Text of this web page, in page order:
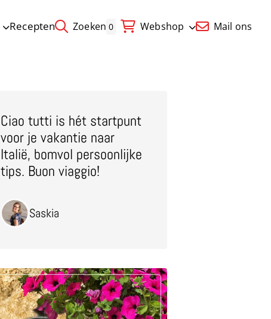
Recepten Zoeken 0 Webshop Mail ons
Ciao tutti is hét startpunt
voor je vakantie naar
Italië, bomvol persoonlijke
tips. Buon viaggio!
Saskia